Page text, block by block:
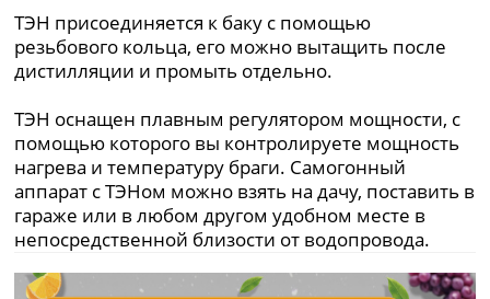
ТЭН присоединяется к баку с помощью
резьбового кольца, его можно вытащить после
дистилляции и промыть отдельно.
ТЭН оснащен плавным регулятором мощности, с
помощью которого вы контролируете мощность
нагрева и температуру браги. Самогонный
аппарат с ТЭНом можно взять на дачу, поставить в
гараже или в любом другом удобном месте в
непосредственной близости от водопровода.